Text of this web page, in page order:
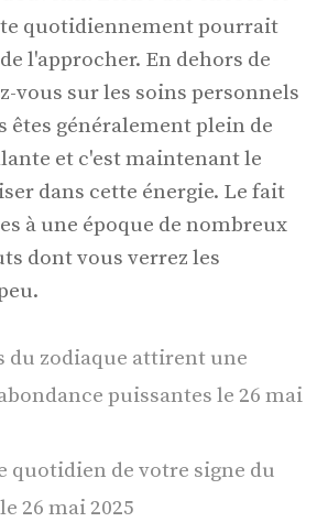
quotidiennement pourrait
l'approcher. En dehors de
vous sur les soins personnels
êtes généralement plein de
et c'est maintenant le
dans cette énergie. Le fait
à une époque de nombreux
dont vous verrez les
du zodiaque attirent une
puissantes le 26 mai
quotidien de votre signe du
26 mai 2025